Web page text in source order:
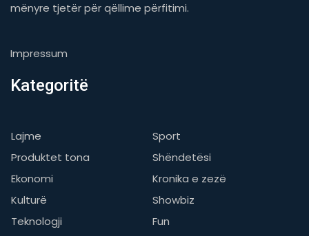
mënyre tjetër për qëllime përfitimi.
Impressum
Kategoritë
Lajme
Sport
Produktet tona
Shëndetësi
Ekonomi
Kronika e zezë
Kulturë
Showbiz
Teknologji
Fun